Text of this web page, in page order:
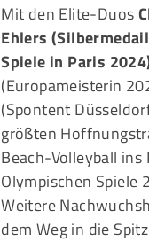
Mit den Elite-Duos
Ehlers
Spiele in Paris
(Europameisterin
(Spontent
größten
Beach-Volleyball
Olympischen Spiele
Weitere
dem Weg in die